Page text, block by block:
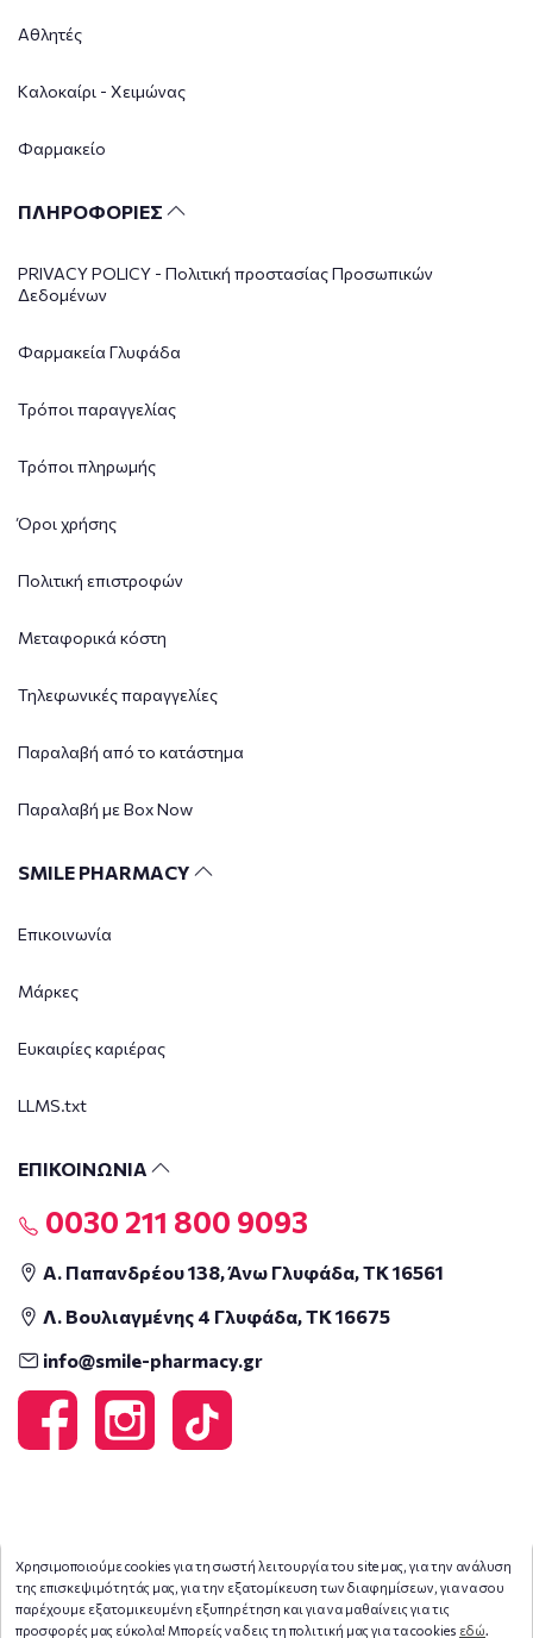
Χρησιμοποιούμε cookies για τη σωστή λειτουργία του site μας, για την ανάλυση
της επισκεψιμότητάς μας, για την εξατομίκευση των διαφημίσεων, για να σου
παρέχουμε εξατομικευμένη εξυπηρέτηση και για να μαθαίνεις για τις
προσφορές μας εύκολα! Μπορείς να δεις τη πολιτική μας για τα cookies εδώ.
Αθλητές
Καλοκαίρι - Χειμώνας
Φαρμακείο
ΠΛΗΡΟΦΟΡΙΕΣ
PRIVACY POLICY - Πολιτική προστασίας Προσωπικών
Δεδομένων
Φαρμακεία Γλυφάδα
Τρόποι παραγγελίας
Τρόποι πληρωμής
Όροι χρήσης
Πολιτική επιστροφών
Μεταφορικά κόστη
Τηλεφωνικές παραγγελίες
Παραλαβή από το κατάστημα
Παραλαβή με Box Now
SMILE PHARMACY
Επικοινωνία
Μάρκες
Ευκαιρίες καριέρας
LLMS.txt
ΕΠΙΚΟΙΝΩΝΙΑ
0030 211 800 9093
Α. Παπανδρέου 138, Άνω Γλυφάδα, ΤΚ 16561
Λ. Βουλιαγμένης 4 Γλυφάδα, ΤΚ 16675
info@smile-pharmacy.gr